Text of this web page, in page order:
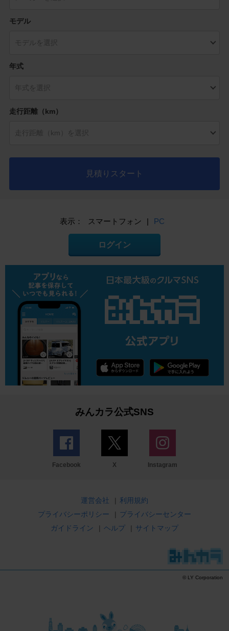
モデル
年式
走行距離（km）
見積りスタート
表示： スマートフォン | PC
ログイン
みんカラ公式SNS
Facebook X Instagram
運営会社 | 利用規約
プライバシーポリシー
| プライバシーセンター
ガイドライン
| ヘルプ | サイトマップ
© LY Corporation